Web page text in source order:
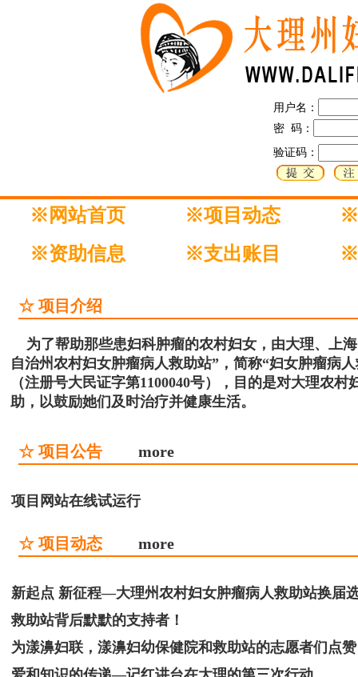
用户名：
密 码：
验证码：
※网站首页 ※项目动态
※
※资助信息
※支出账目 ※
☆ 项目介绍
为了帮助那些患妇科肿瘤的农村妇女，由大理、上
自治州农村妇女肿瘤病人救助站”，简称“妇女肿瘤病
（注册号大民证字第1100040号），目的是对大理农
助，以鼓励她们及时治疗并健康生活。
☆ 项目公告 more
项目网站在线试运行
☆ 项目动态 more
新起点 新征程—大理州农村妇女肿瘤病人救助站换届
救助站背后默默的支持者！
为漾濞妇联，漾濞妇幼保健院和救助站的志愿者们点